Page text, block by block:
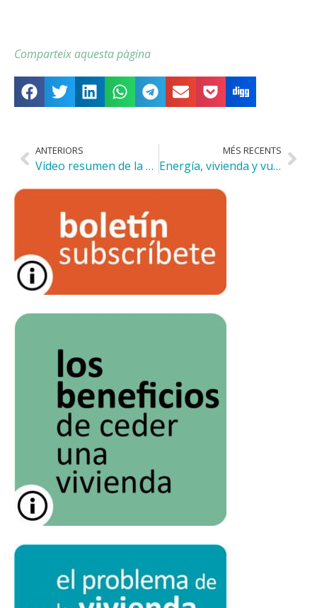
Comparteix aquesta pàgina
ANTERIORS
Vídeo resumen de la entrega del Premio Fundación Vivienda Social
MÉS RECENTS
Energía, vivienda y vulnerabilidad: una alianza con impacto real